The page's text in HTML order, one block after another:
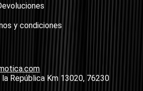
y condiciones
República Km 13020, 76230